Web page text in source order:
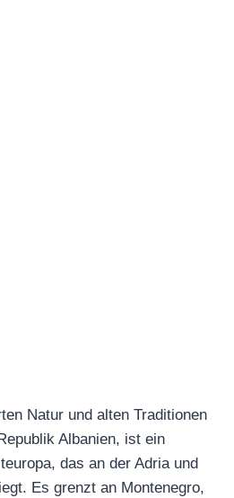
Natur und alten Traditionen
Albanien, ist ein
das an der Adria und
Es grenzt an Montenegro,